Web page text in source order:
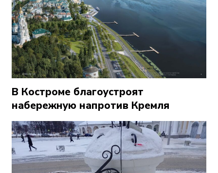
В Костроме благоустроят
набережную напротив Кремля